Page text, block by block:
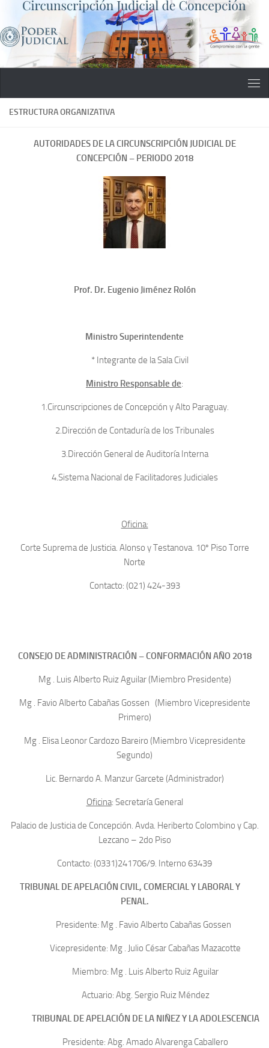
Saltar al contenido
ESTRUCTURA ORGANIZATIVA
AUTORIDADES DE LA CIRCUNSCRIPCIÓN JUDICIAL DE
CONCEPCIÓN – PERIODO 2018
Prof. Dr. Eugenio Jiménez Rolón
Ministro Superintendente
* Integrante de la Sala Civil
Ministro Responsable de:
1.Circunscripciones de Concepción y Alto Paraguay.
2.Dirección de Contaduría de los Tribunales
3.Dirección General de Auditoría Interna
4.Sistema Nacional de Facilitadores Judiciales
Oficina:
Corte Suprema de Justicia. Alonso y Testanova. 10º Piso Torre
Norte
Contacto: (021) 424-393
CONSEJO DE ADMINISTRACIÓN – CONFORMACIÓN AÑO 2018
Mg . Luis Alberto Ruiz Aguilar (Miembro Presidente)
Mg . Favio Alberto Cabañas Gossen (Miembro Vicepresidente
Primero)
Mg . Elisa Leonor Cardozo Bareiro (Miembro Vicepresidente
Segundo)
Lic. Bernardo A. Manzur Garcete (Administrador)
Oficina: Secretaría General
Palacio de Justicia de Concepción. Avda. Heriberto Colombino y Cap.
Lezcano – 2do Piso
Contacto: (0331)241706/9. Interno 63439
TRIBUNAL DE APELACIÓN CIVIL, COMERCIAL Y LABORAL Y
PENAL.
Presidente: Mg . Favio Alberto Cabañas Gossen
Vicepresidente: Mg . Julio César Cabañas Mazacotte
Miembro: Mg . Luis Alberto Ruiz Aguilar
Actuario: Abg. Sergio Ruiz Méndez
TRIBUNAL DE APELACIÓN DE LA NIÑEZ Y LA ADOLESCENCIA
Presidente: Abg. Amado Alvarenga Caballero